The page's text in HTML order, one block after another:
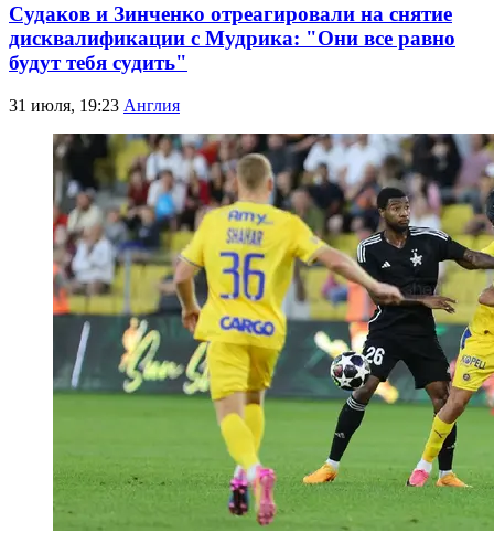
Судаков и Зинченко отреагировали на снятие
дисквалификации с Мудрика: "Они все равно
будут тебя судить"
31 июля, 19:23 Англия